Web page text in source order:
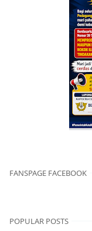
FANSPAGE FACEBOOK
POPULAR POSTS